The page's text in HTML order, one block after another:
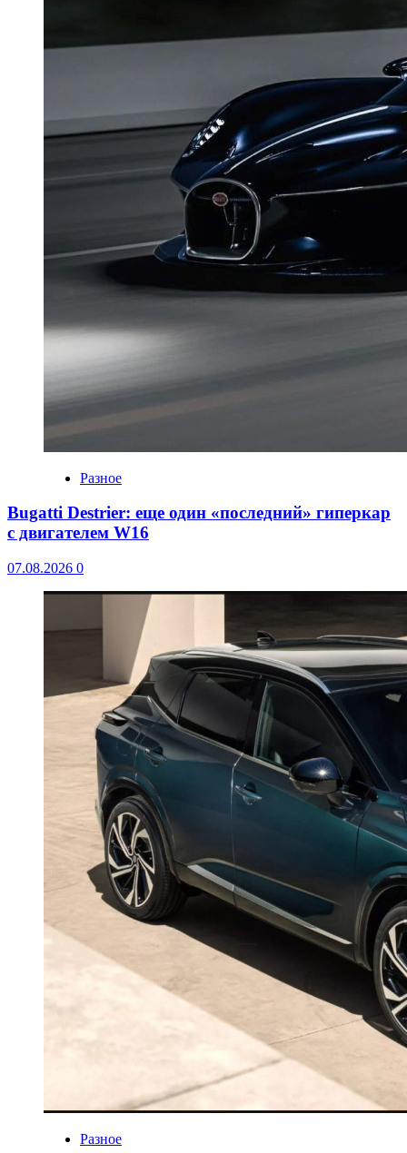
Разное
Bugatti Destrier: еще один «последний» гиперкар
с двигателем W16
07.08.2026 0
Разное